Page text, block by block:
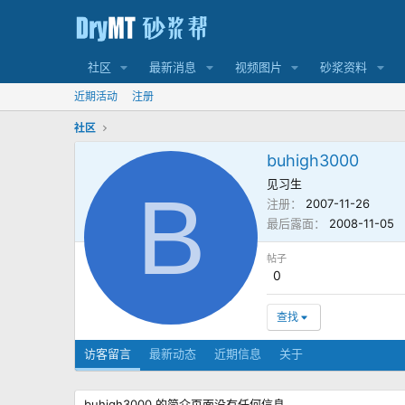
社区 最新消息 视频图片 砂浆资料
近期活动 注册
社区
B
buhigh3000
见习生
注册
2007-11-26
最后露面
2008-11-05
帖子
0
查找
访客留言 最新动态 近期信息 关于